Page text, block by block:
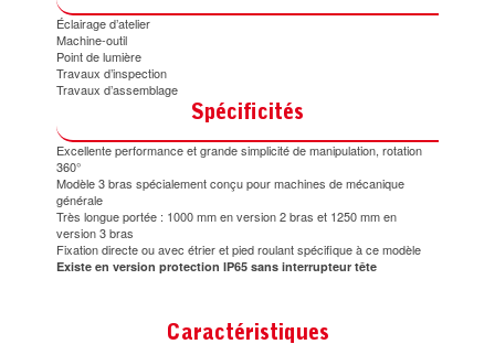
Éclairage d’atelier
Machine-outil
Point de lumière
Travaux d’inspection
Travaux d’assemblage
Spécificités
Excellente performance et grande simplicité de manipulation, rotation
360°
Modèle 3 bras spécialement conçu pour machines de mécanique
générale
Très longue portée : 1000 mm en version 2 bras et 1250 mm en
version 3 bras
Fixation directe ou avec étrier et pied roulant spécifique à ce modèle
Existe en version protection IP65 sans interrupteur tête
Caractéristiques